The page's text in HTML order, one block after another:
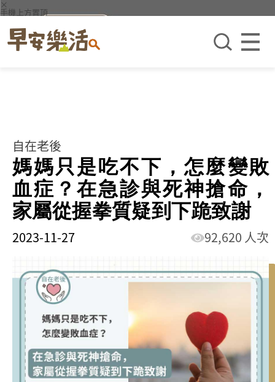
×
手機上方置頂
自在老後
媽媽只是吃不下，怎麼變敗
血症？在急診與死神搶命，
家屬從握拳質疑到下跪致謝
2023-11-27 92,620 人次